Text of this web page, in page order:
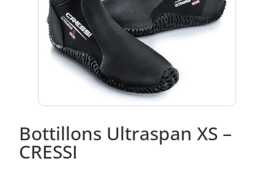
Bottillons Ultraspan XS –
CRESSI